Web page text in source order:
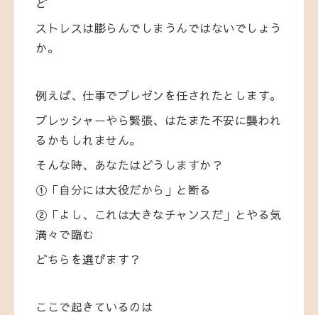
ストレスは膨らんでしまうんではないでしょう
か。
例えば、仕事でプレゼンを任されたとします。
プレッシャーやら緊張、はたまた不安に襲われ
るかもしれません。
そんな時、あなたはどうしますか？
①「自分には大役だから」と断る
②「よし、これは大きなチャンスだ」とやる気
満々で臨む
どちらを選びます？
ここで起きているのは